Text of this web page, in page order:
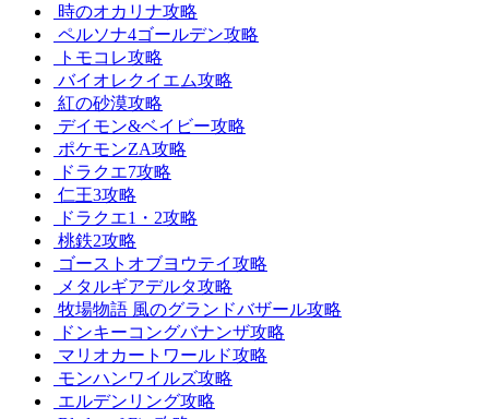
時のオカリナ攻略
ペルソナ4ゴールデン攻略
トモコレ攻略
バイオレクイエム攻略
紅の砂漠攻略
デイモン&ベイビー攻略
ポケモンZA攻略
ドラクエ7攻略
仁王3攻略
ドラクエ1・2攻略
桃鉄2攻略
ゴーストオブヨウテイ攻略
メタルギアデルタ攻略
牧場物語 風のグランドバザール攻略
ドンキーコングバナンザ攻略
マリオカートワールド攻略
モンハンワイルズ攻略
エルデンリング攻略